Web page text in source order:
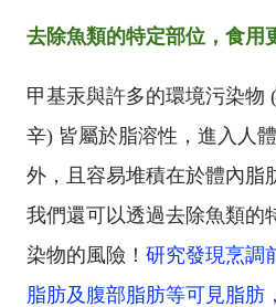
去除魚類的特定部位，食用
甲基汞與許多的環境污染物 (
辛) 皆屬於脂溶性，進入人
外，且容易堆積在於體內脂
我們還可以透過去除魚類的
染物的風險！ 研究發現烹調
脂肪及腹部脂肪等可見脂肪